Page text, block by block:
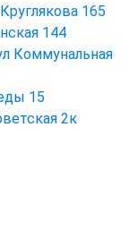
165
144
Коммунальная
15
2к